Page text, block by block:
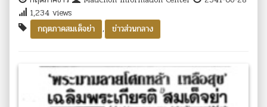
1,234 views
กฤตภาคสมเด็จย่า
, ข่าวส่วนกลาง